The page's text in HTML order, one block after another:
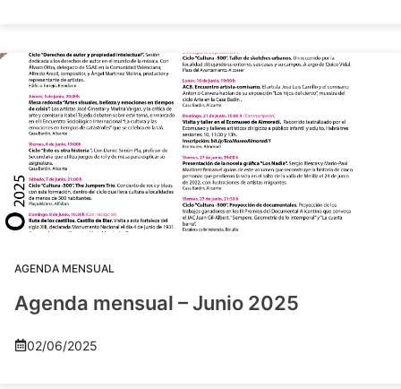
AGENDA MENSUAL
Agenda mensual – Junio 2025
02/06/2025